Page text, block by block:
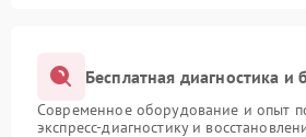
Бесплатная диагностика
Современное оборудование и опыт
экспресс-диагностику и